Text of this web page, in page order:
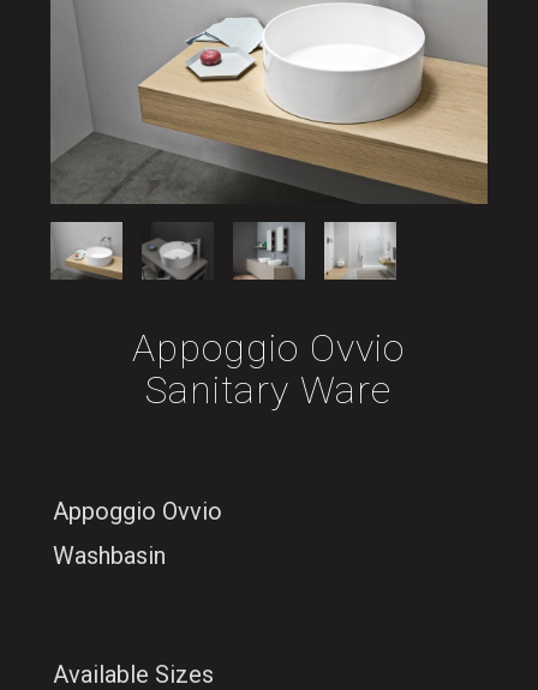
Appoggio Ovvio
Sanitary Ware
Appoggio Ovvio
Washbasin
Available Sizes